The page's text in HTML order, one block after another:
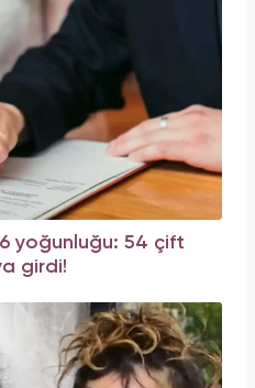
yoğunluğu: 54 çift
girdi!